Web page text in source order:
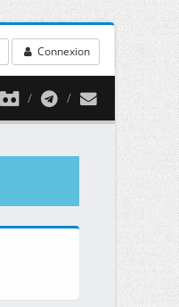
Connexion